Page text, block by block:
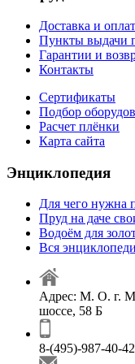
Доставка и
Пункты выдачи
Гарантии и
Контакты
Сертификаты
Подбор
Расчет плёнки
Карта сайта
Энциклопедия
Для чего нужна
Пруд на даче
Водоём для
Вся
Адрес: М. О. г.
шоссе, 58 Б
8-(495)-987-40-42